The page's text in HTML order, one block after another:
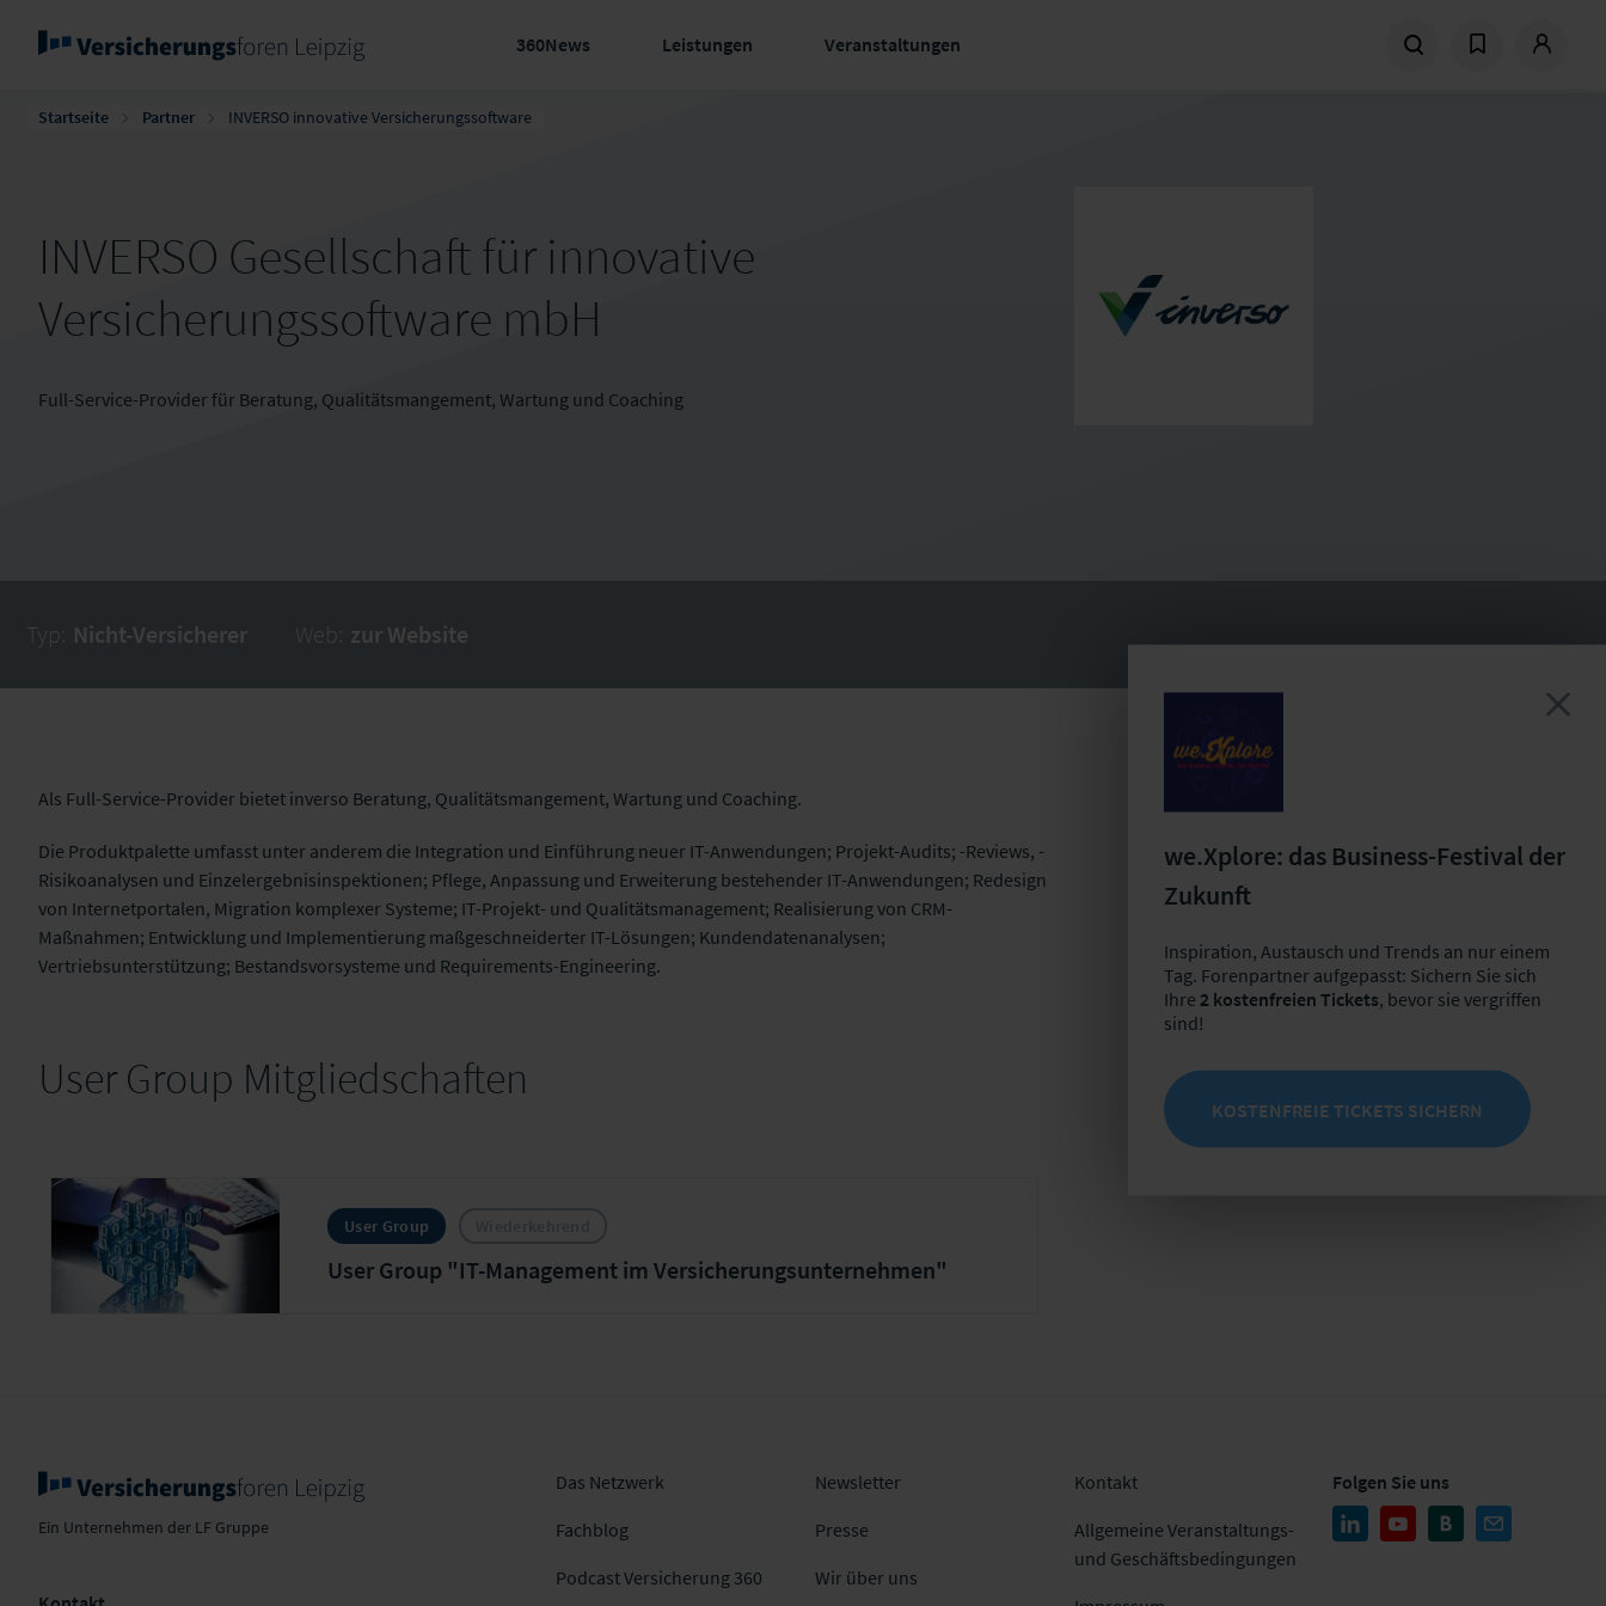
360News Leistungen Veranstaltungen
Startseite Partner INVERSO innovative Versicherungssoftware
INVERSO Gesellschaft für innovative
Versicherungssoftware mbH
Full-Service-Provider für Beratung, Qualitätsmangement, Wartung und Coaching
Typ: Nicht-Versicherer Web: zur Website
Als Full-Service-Provider bietet inverso Beratung, Qualitätsmangement, Wartung und Coaching.
Die Produktpalette umfasst unter anderem die Integration und Einführung neuer IT-Anwendungen; Projekt-Audits; -Reviews, -
Risikoanalysen und Einzelergebnisinspektionen; Pflege, Anpassung und Erweiterung bestehender IT-Anwendungen; Redesign
von Internetportalen, Migration komplexer Systeme; IT-Projekt- und Qualitätsmanagement; Realisierung von CRM-
Maßnahmen; Entwicklung und Implementierung maßgeschneiderter IT-Lösungen; Kundendatenanalysen;
Vertriebsunterstützung; Bestandsvorsysteme und Requirements-Engineering.
User Group Mitgliedschaften
User Group
User Group "IT-Management im Versicherungsunternehmen"
Ansprechpartner für die
Forenpartnerschaft
Leiter Partnermanagement
+49 341 98988-221
we.Xplore: das Business-Festival der
Zukunft
Inspiration, Austausch und Trends an nur einem
Tag. Forenpartner aufgepasst: Sichern Sie sich
Ihre 2 kostenfreien Tickets, bevor sie vergriffen
sind!
KOSTENFREIE TICKETS SICHERN
Ein Unternehmen der LF Gruppe
Das Netzwerk
Fachblog
Podcast Versicherung 360
Newsletter
Presse
Wir über uns
Kontakt
Allgemeine Veranstaltungs-
und Geschäftsbedingungen
Folgen Sie uns